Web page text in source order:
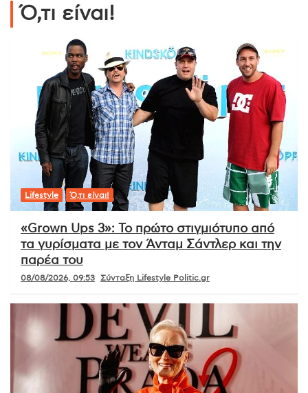
Ό,τι είναι!
Lifestyle Ό,τι είναι!
«Grown Ups 3»: Το πρώτο στιγμιότυπο από
τα γυρίσματα με τον Άνταμ Σάντλερ και την
παρέα του
08/08/2026, 09:53 Σύνταξη Lifestyle Politic.gr